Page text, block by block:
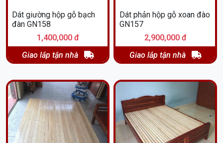
Dát giường hộp gỗ bạch
đàn GN158
1,400,000 đ
Giao lắp tận nhà
Dát phản hộp gỗ xoan đào
GN157
2,900,000 đ
Giao lắp tận nhà